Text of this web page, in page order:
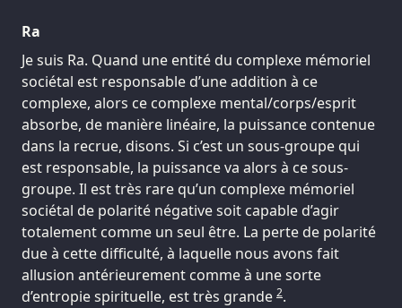
Ra
Je suis Ra. Quand une entité du complexe mémoriel
sociétal est responsable d’une addition à ce
complexe, alors ce complexe mental/corps/esprit
absorbe, de manière linéaire, la puissance contenue
dans la recrue, disons. Si c’est un sous-groupe qui
est responsable, la puissance va alors à ce sous-
groupe. Il est très rare qu’un complexe mémoriel
sociétal de polarité négative soit capable d’agir
totalement comme un seul être. La perte de polarité
due à cette difficulté, à laquelle nous avons fait
allusion antérieurement comme à une sorte
d’entropie spirituelle, est très grande 2.